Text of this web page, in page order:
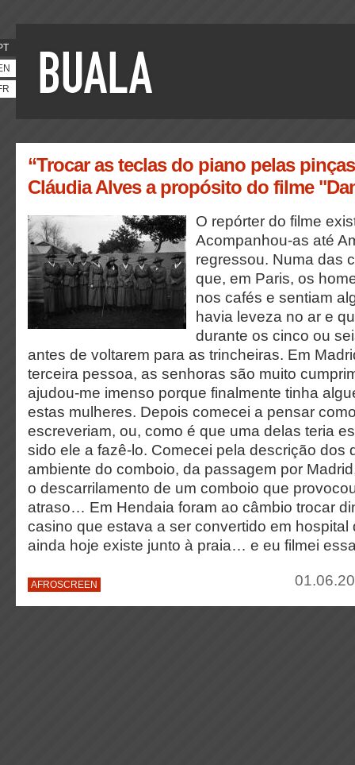
“Trocar as teclas do piano pelas
Cláudia Alves a propósito do filme
O repórter do filme
Acompanhou-as até
regressou. Numa das
que, em Paris, os
nos cafés e sentiam
havia leveza no ar e
durante os cinco ou
antes de voltarem para as trincheiras. Em
terceira pessoa, as senhoras são muito
ajudou-me imenso porque finalmente tinha
estas mulheres. Depois comecei a pensar
escreveriam, ou, como é que uma delas teria
sido ele a fazê-lo. Comecei pela descrição dos
ambiente do comboio, da passagem por
o descarrilamento de um comboio que
atraso… Em Hendaia foram ao câmbio trocar
casino que estava a ser convertido em hospital
ainda hoje existe junto à praia… e eu filmei
AFROSCREEN